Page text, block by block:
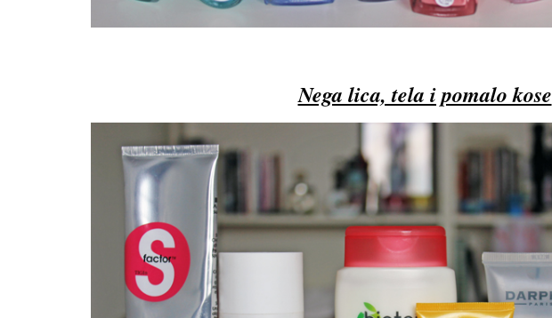
Nega lica, tela i pomalo kose